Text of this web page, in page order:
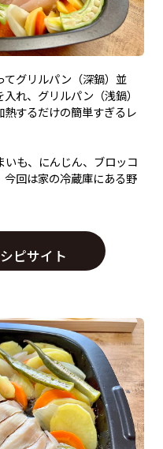
グリルパン（深鍋）並
れ、グリルパン（浅鍋）
するだけの簡単すぎるレ
いも、にんじん、ブロッコ
今回は家の冷蔵庫にある野
ピサイト